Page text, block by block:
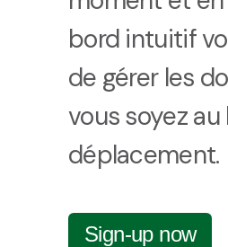
bord intuitif
de gérer les
vous soyez
déplacement.
Sign-up now